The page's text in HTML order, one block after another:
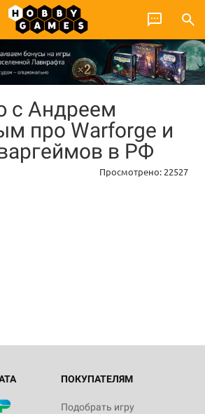
с Андреем
про Warforge и
в РФ
Просмотрено: 22527
ПОКУПАТЕЛЯМ
Подобрать игру